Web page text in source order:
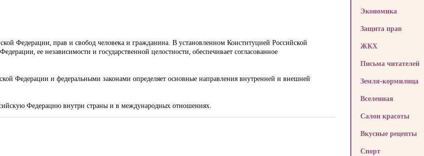
Федерации, прав и свобод человека и гражданина. В установленном Конституцией Российской
ее независимости и государственной целостности, обеспечивает согласованное
Федерации и федеральными законами определяет основные направления внутренней и внешней
Федерацию внутри страны и в международных отношениях.
Экономика
Защита прав
ЖКХ
Письма читателей
Земля-кормилица
Вселенная
Салон красоты
Вкусные рецепты
Спорт